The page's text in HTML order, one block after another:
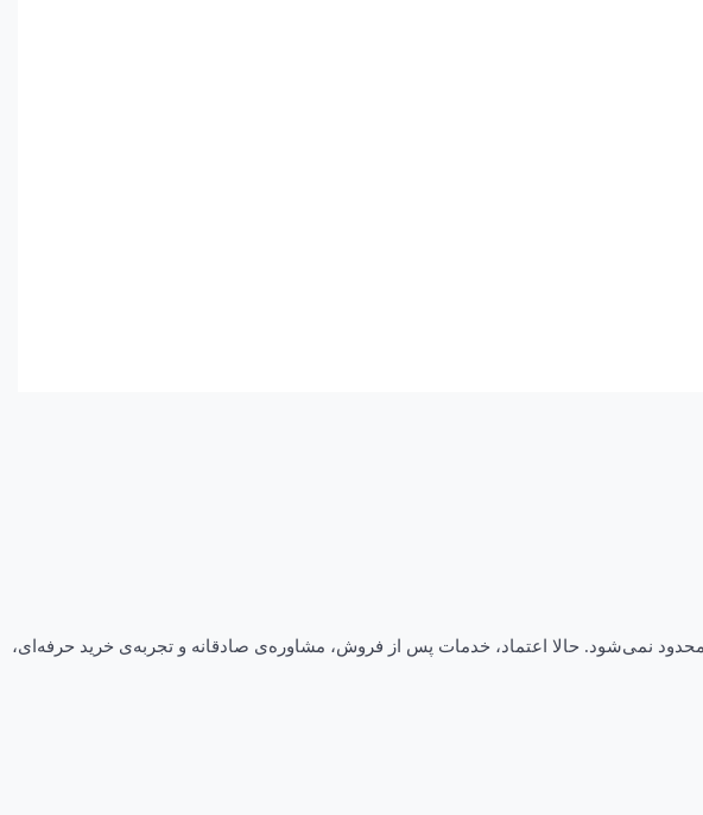
نمی‌شود. حالا اعتماد، خدمات پس از فروش، مشاوره‌ی صادقانه و تجربه‌ی خرید حرفه‌ای،